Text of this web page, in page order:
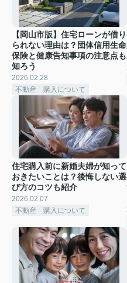
【岡山市版】住宅ローンが借り
られない理由は？団体信用生命
保険と健康告知事項の注意点も
知ろう
2026.02.28
不動産 購入について
住宅購入前に新婚夫婦が知って
おきたいことは？後悔しない選
び方のコツも紹介
2026.02.07
不動産 購入について